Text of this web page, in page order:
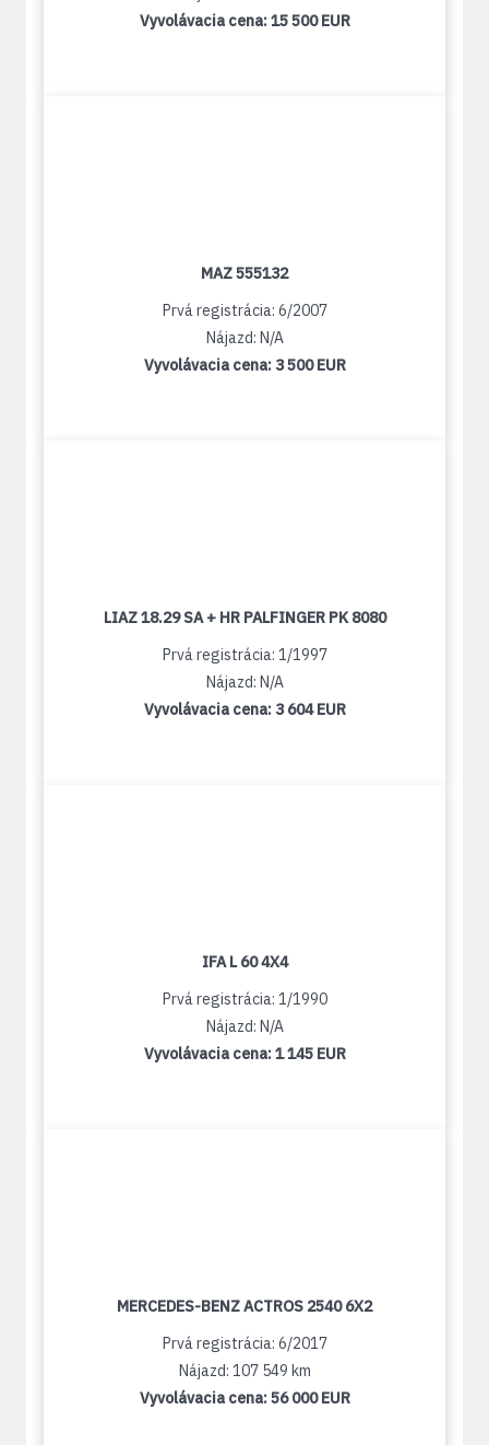
Vyvolávacia cena:15 500 EUR
MAZ 555132
Prvá registrácia: 6/2007
Nájazd: N/A
Vyvolávacia cena: 3 500 EUR
LIAZ 18.29 SA + HR PALFINGER PK 8080
Prvá registrácia: 1/1997
Nájazd: N/A
Vyvolávacia cena: 3 604 EUR
IFA L 60 4X4
Prvá registrácia: 1/1990
Nájazd: N/A
Vyvolávacia cena:1 145 EUR
MERCEDES-BENZ ACTROS 2540 6X2
Prvá registrácia: 6/2017
Nájazd: 107 549 km
Vyvolávacia cena:56 000 EUR